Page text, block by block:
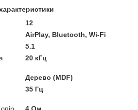
12
AirPlay, Bluetooth, Wi-Fi
5.1
20 кГц
Дерево (MDF)
35 Гц
4 Ом